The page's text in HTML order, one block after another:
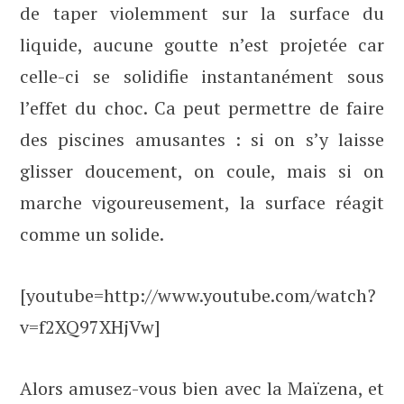
de taper violemment sur la surface du
liquide, aucune goutte n’est projetée car
celle-ci se solidifie instantanément sous
l’effet du choc. Ca peut permettre de faire
des piscines amusantes : si on s’y laisse
glisser doucement, on coule, mais si on
marche vigoureusement, la surface réagit
comme un solide.
[youtube=http://www.youtube.com/watch?
v=f2XQ97XHjVw]
Alors amusez-vous bien avec la Maïzena, et